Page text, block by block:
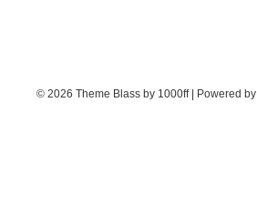
© 2026 Theme Blass by 1000ff | Powered by